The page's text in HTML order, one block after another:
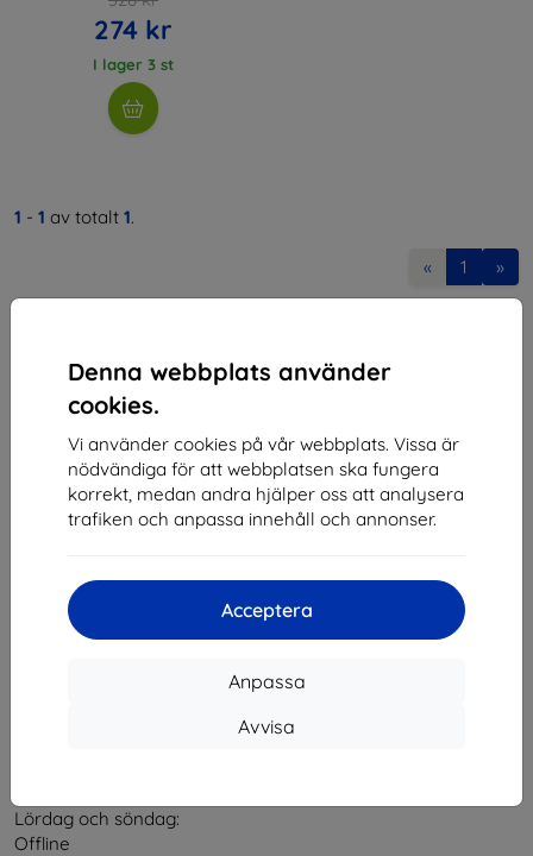
Denna webbplats använder
cookies.
Vi använder cookies på vår webbplats. Vissa är
nödvändiga för att webbplatsen ska fungera
korrekt, medan andra hjälper oss att analysera
trafiken och anpassa innehåll och annonser.
Acceptera
Anpassa
Avvisa
274 kr
I lager 3 st
1 - 1 av totalt 1.
« 1 »
Shield-SK s.r.o.
Organisationsnummer:46701494
Momsregistreringsnummer:SK2023549671
Kontakt
Lördag och söndag:
Offline